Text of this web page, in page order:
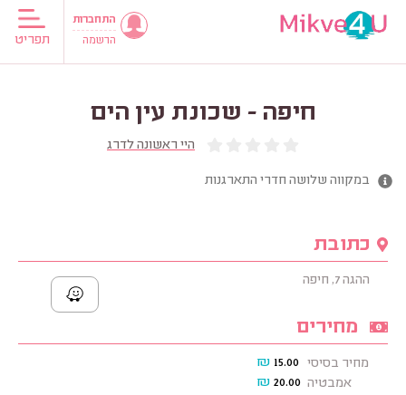
תפריט
התחברות
הרשמה
חיפה - שכונת עין הים
היי ראשונה לדרג
במקווה שלושה חדרי התארגנות
כתובת
ההגה 7, חיפה
מחירים
מחיר בסיסי 15.00
₪
אמבטיה 20.00
₪